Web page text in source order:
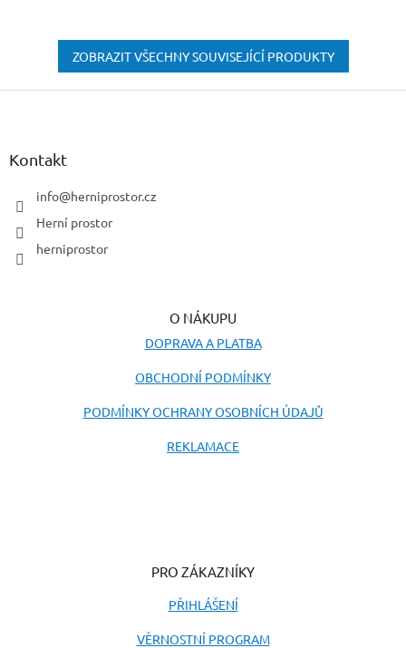
ZOBRAZIT VŠECHNY SOUVISEJÍCÍ PRODUKTY
Z
Kontakt
info@herniprostor.cz
Herní prostor
herniprostor
O NÁKUPU
DOPRAVA A PLATBA
OBCHODNÍ PODMÍNKY
PODMÍNKY OCHRANY OSOBNÍCH ÚDAJŮ
REKLAMACE
PRO ZÁKAZNÍKY
PŘIHLÁŠENÍ
VĚRNOSTNÍ PROGRAM